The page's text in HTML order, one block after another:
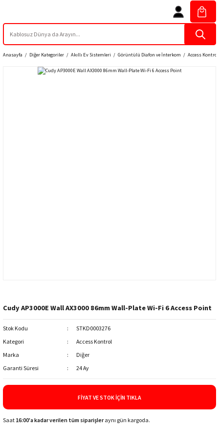
Anasayfa Diğer Kategoriler Akıllı Ev Sistemleri Görüntülü Diafon ve İnterkom Access Kontrol
Cudy AP3000E Wall AX3000 86mm Wall-Plate Wi-Fi 6 Access Point
Stok Kodu
STKD0003276
Kategori
Access Kontrol
Marka
Diğer
Garanti Süresi
24 Ay
FIYAT VE STOK İÇIN TIKLA
Saat 16:00'a kadar verilen tüm siparişleraynı gün kargoda.